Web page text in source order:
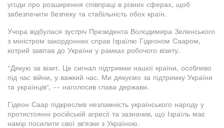
угоди про розширення співпраці в різних сферах, щоб
забезпечити безпеку та стабільність обох країн.
Учора відбулася зустріч Президента Володимира Зеленського
з міністром закордонних справ Ізраїлю Гідеоном Сааром,
котрий завітав до України у рамках робочого візиту.
"Дякую за візит. Це сигнал підтримки нашої країни, особливо
під час війни, у важкий час. Ми дякуємо за підтримку України
та українців", -- наголосив глава держави.
Гідеон Саар підкреслив незламність українського народу у
протистоянні російській агресії та зазначив, що Ізраїль має
намір посилити свої зв'язки з Україною.